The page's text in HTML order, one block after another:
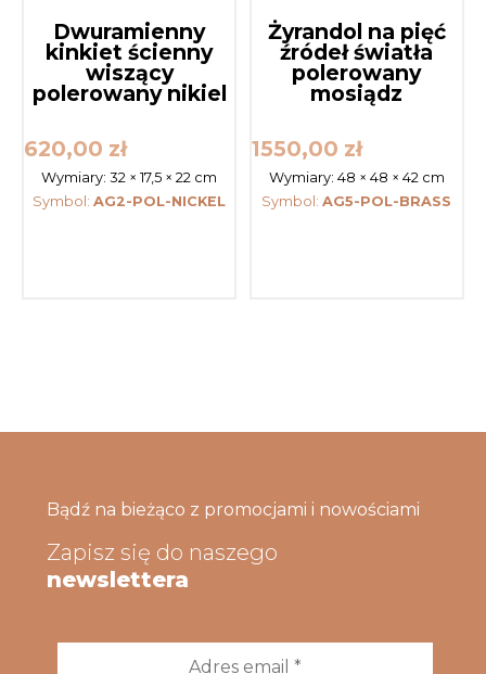
Dwuramienny
kinkiet ścienny
wiszący
polerowany nikiel
620,00 zł
Wymiary:32 × 17,5 × 22 cm
Symbol:AG2-POL-NICKEL
Żyrandol na pięć
źródeł światła
polerowany
mosiądz
1550,00 zł
Wymiary: 48 × 48 × 42 cm
Symbol:AG5-POL-BRASS
Bądź na bieżąco z promocjami i nowościami
Zapisz się do naszego
newslettera